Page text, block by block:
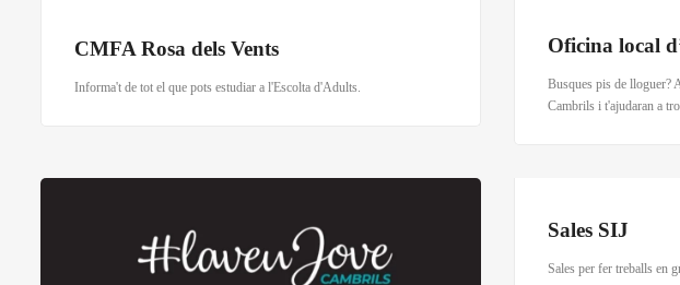
CMFA Rosa dels Vents
Informa't de tot el que pots estudiar a l'Escolta d'Adults.
Oficina local
Busques pis de lloguer?
Cambrils i t'ajudaran a
Sales SIJ
Sales per fer treballs en